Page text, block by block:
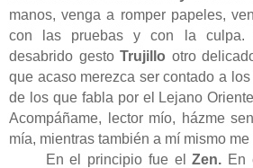
manos, venga a romper papeles,
con las pruebas y con la culpa.
desabrido gesto Trujillo otro
que acaso merezca ser contado a
de los que fabla por el Lejano
Acompáñame, lector mío, házme
mía, mientras también a mí mismo me
En el principio fue elZen. En